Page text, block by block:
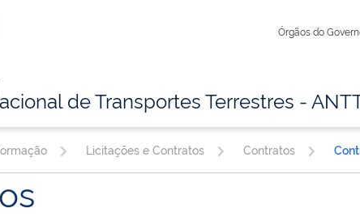
Órgãos do
de Transportes Terrestres -
Licitações e Contratos Contratos